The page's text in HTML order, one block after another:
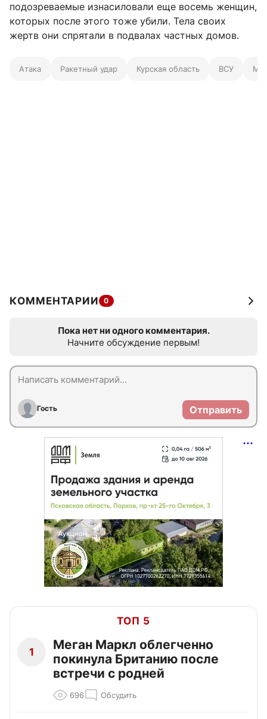
подозреваемые изнасиловали еще восемь женщин,
которых после этого тоже убили. Тела своих
жертв они спрятали в подвалах частных домов.
Атака Ракетный удар Курская область ВСУ
КОММЕНТАРИИ 0
Пока нет ни одного комментария.
Начните обсуждение первым!
Гость Отправить
ТОП 5
1
Меган Маркл облегченно
покинула Британию после
встречи с родней
696 Обсудить